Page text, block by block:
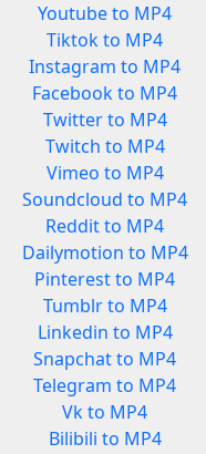
Youtube to MP4
Tiktok to MP4
Instagram to MP4
Facebook to MP4
Twitter to MP4
Twitch to MP4
Vimeo to MP4
Soundcloud to MP4
Reddit to MP4
Dailymotion to MP4
Pinterest to MP4
Tumblr to MP4
Linkedin to MP4
Snapchat to MP4
Telegram to MP4
Vk to MP4
Bilibili to MP4